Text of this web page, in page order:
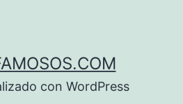
con WordPress